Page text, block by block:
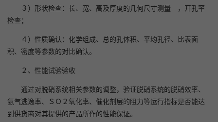
３）形状检查：长、宽、高及厚度的几何尺寸测量 ，开孔率
检查；
４）性质确认：化学组成、总的孔体积、平均孔径、比表面
积、密度等参数的对比确认。
２、性能试验验收
通过对脱硝系统相关参数的调整，验证脱硝系统的脱硝效率、
氨气逃逸率、ＳＯ２氧化率、催化剂层的阻力等运行指标是否能达
到供货商对其提供的产品所作的性能保证。